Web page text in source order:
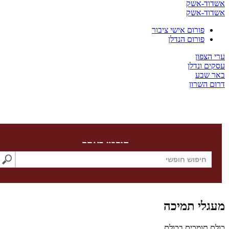
אשק
אשק
פורום אישי ציבור
פורום הנדלן
ונדלן
חיפוש באתר
תמיכה